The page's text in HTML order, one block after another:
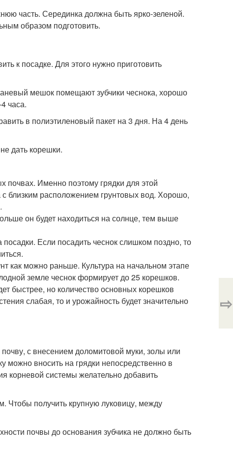
часть. Серединка должна быть ярко-зеленой.
образом подготовить.
к посадке. Для этого нужно приготовить
мешок помещают зубчики чеснока, хорошо
часа.
в полиэтиленовый пакет на 3 дня. На 4 день
дать корешки.
почвах. Именно поэтому грядки для этой
с близким расположением грунтовых вод. Хорошо,
он будет находиться на солнце, тем выше
Если посадить чеснок слишком поздно, то
как можно раньше. Культура на начальном этапе
земле чеснок формирует до 25 корешков.
быстрее, но количество основных корешков
слабая, то и урожайность будет значительно
с внесением доломитовой муки, золы или
можно вносить на грядки непосредственно в
корневой системы желательно добавить
Чтобы получить крупную луковицу, между
почвы до основания зубчика не должно быть
⇨